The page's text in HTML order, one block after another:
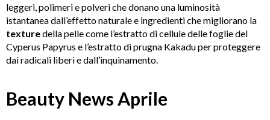
leggeri, polimeri e polveri che donano una luminosità
istantanea dall’effetto naturale e ingredienti che migliorano la
texturedella pelle come l’estratto di cellule delle foglie del
Cyperus Papyrus e l’estratto di prugna Kakadu per proteggere
dai radicali liberi e dall’inquinamento.
Beauty News Aprile